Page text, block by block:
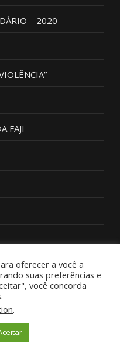
– 2020
FAJI
por
oferecer a você a
suas preferências e
você concorda
.